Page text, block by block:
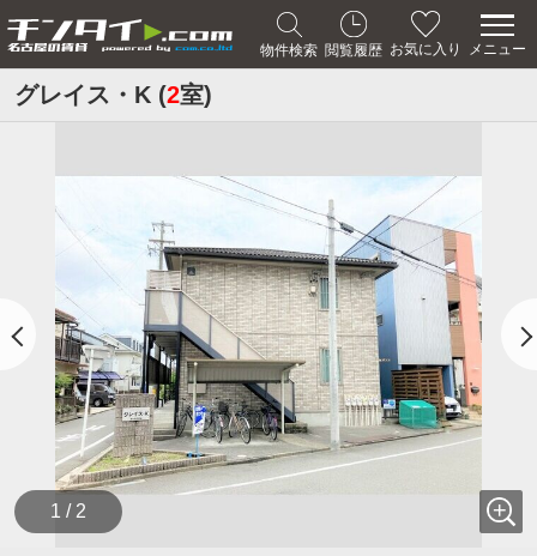
物件検索 閲覧履歴 お気に入り メニュー
グレイス・K (2室)
1 / 2